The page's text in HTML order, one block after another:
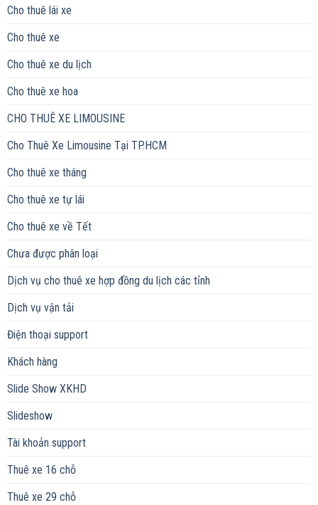
Cho thuê lái xe
Cho thuê xe
Cho thuê xe du lịch
Cho thuê xe hoa
CHO THUÊ XE LIMOUSINE
Cho Thuê Xe Limousine Tại TP.HCM
Cho thuê xe tháng
Cho thuê xe tự lái
Cho thuê xe về Tết
Chưa được phân loại
Dịch vụ cho thuê xe hợp đồng du lịch các tỉnh
Dịch vụ vận tải
Điện thoại support
Khách hàng
Slide Show XKHD
Slideshow
Tài khoản support
Thuê xe 16 chỗ
Thuê xe 29 chỗ